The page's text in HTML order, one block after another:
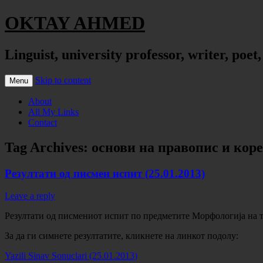
OKTAY AHMED
Linguist, university professor, writer,
Menu Skip to content
About
All My Links
Contact
Tag Archives: основи на правопис и
Резултати од писмен испит (25.01.2013)
Leave a reply
Резултати од писмениот испит по предметите Морфологија
За да ги симнете резултатите, кликнете на линкот подолу:
Yazili Sinav Sonuclari (25.01.2013)